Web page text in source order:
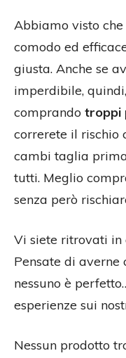
Abbiamo visto
comodo ed
giusta. Anche se
imperdibile,
comprando troppi
correrete il rischio
cambi taglia
tutti. Meglio
senza però
Vi siete ritrovati in
Pensate di averne
nessuno è
esperienze sui
Nessun prodotto